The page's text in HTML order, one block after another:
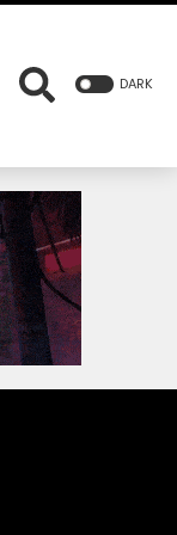
DARK